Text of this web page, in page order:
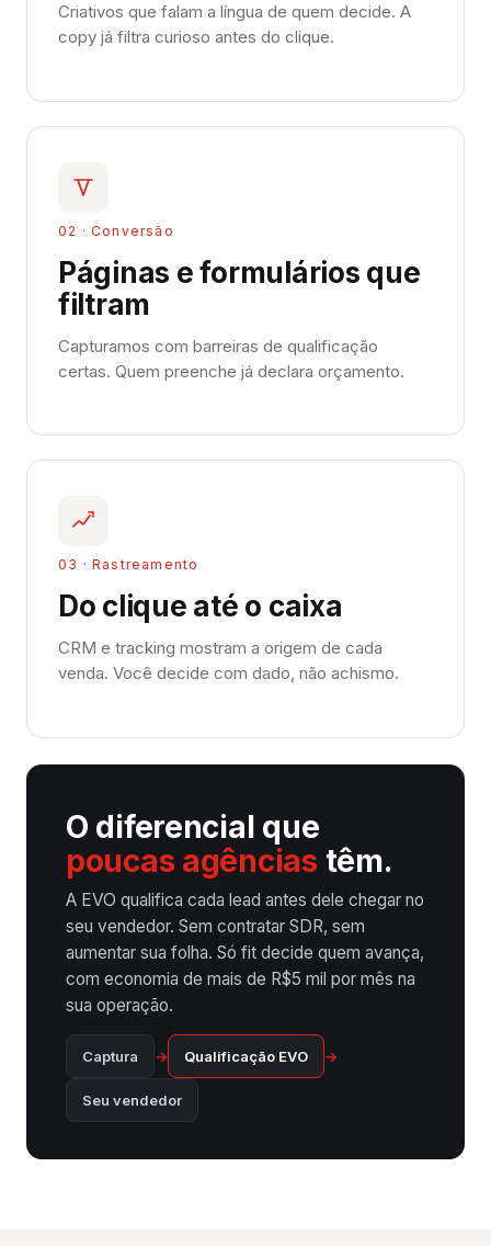
Criativos que falam a língua de quem decide. A
copy já filtra curioso antes do clique.
02 · Conversão
Páginas e formulários que
filtram
Capturamos com barreiras de qualificação
certas. Quem preenche já declara orçamento.
03 · Rastreamento
Do clique até o caixa
CRM e tracking mostram a origem de cada
venda. Você decide com dado, não achismo.
O diferencial que
poucas agências têm.
A EVO qualifica cada lead antes dele chegar no
seu vendedor. Sem contratar SDR, sem
aumentar sua folha. Só fit decide quem avança,
com economia de mais de R$5 mil por mês na
sua operação.
Captura → Qualificação EVO →
Seu vendedor